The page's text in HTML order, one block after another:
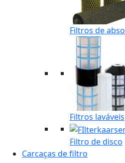
Filtros de
Filtros laváveis
Filtro de disco
Carcaças de filtro